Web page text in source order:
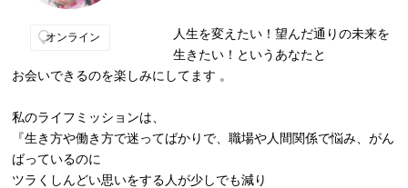
オンライン
人生を変えたい！望んだ通りの未来を
生きたい！というあなたと
お会いできるのを楽しみにしてます 。
私のライフミッションは、
『生き方や働き方で迷ってばかりで、職場や人間関係で悩み、がん
ばっているのに
ツラくしんどい思いをする人が少しでも減り